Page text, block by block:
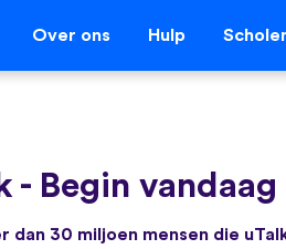
Over ons Hulp
- Begin
dan 30 miljoen mensen die